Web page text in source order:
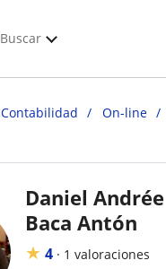
Buscar
Contabilidad On-line
Daniel Andrée
Baca Antón
★ 4 · 1 valoraciones